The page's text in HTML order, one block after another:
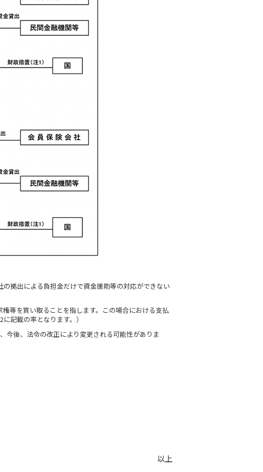
拠出による負担金だけで資金援助等の対応ができない
等を買い取ることを指します。この場合における支払
記載の率となります。）
後、法令の改正により変更される可能性がありま
以上